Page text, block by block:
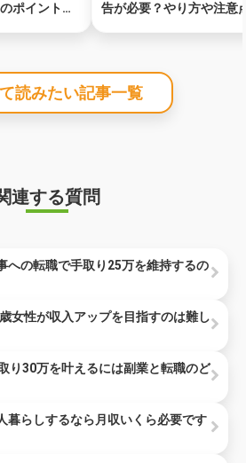
ポイントを
告が必要？やり方や注意
読みたい記事一覧
連する質問
への転職で手取り25万を維持するの
女性が収入アップを目指すのは難し
り30万を叶えるには副業と転職のど
暮らしするなら月収いくら必要です